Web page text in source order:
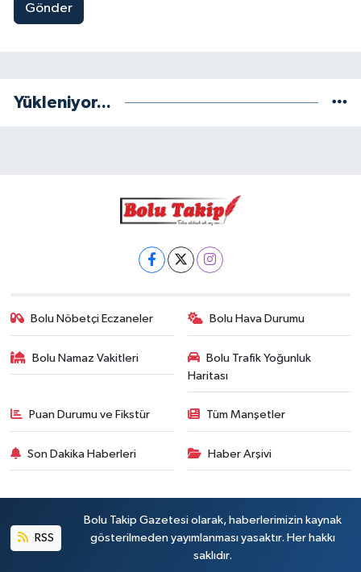
Gönder
Yükleniyor...
Bolu Nöbetçi Eczaneler Bolu Hava Durumu
Bolu Namaz Vakitleri
Bolu Trafik Yoğunluk
Haritası
Puan Durumu ve Fikstür Tüm Manşetler
Son Dakika Haberleri Haber Arşivi
RSS
Bolu Takip Gazetesi olarak, haberlerimizin kaynak
gösterilmeden yayımlanması yasaktır. Her hakkı
saklıdır.